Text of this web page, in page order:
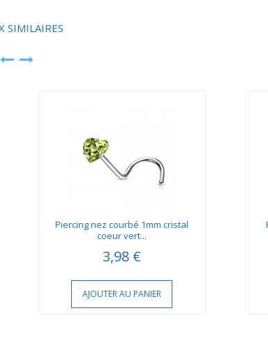
SIMILAIRES
Piercing nez courbé 1mm cristal
coeur vert...
3,98 €
AJOUTER AU PANIER